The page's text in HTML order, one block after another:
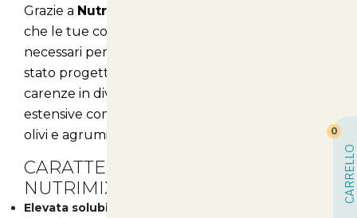
Grazie a Nutrimix Complete
che le tue colture ricevano tutti i nutrienti
necessari per prosperare. Questo prodotto è
stato progettato per correggere e prevenire le
carenze in diverse tipologie di colture, sia
estensive come grano e mais, sia arboree come
olivi e agrumi.
CARATTERISTICHE PRINCIPALI DI
NUTRIMIX COMPLETE
Elevata solubilità:
CARRELLO
0